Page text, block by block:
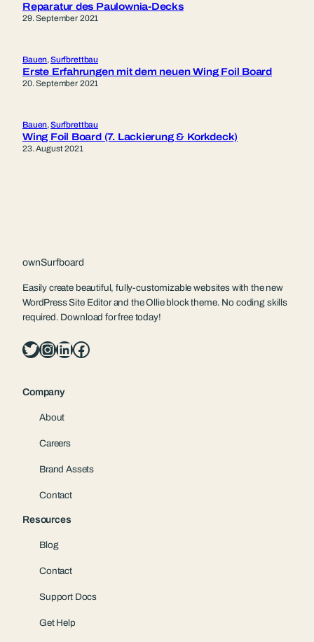
Reparatur des Paulownia-Decks
29. September 2021
Bauen, Surfbrettbau
Erste Erfahrungen mit dem neuen Wing Foil Board
20. September 2021
Bauen, Surfbrettbau
Wing Foil Board (7. Lackierung & Korkdeck)
23. August 2021
ownSurfboard
Easily create beautiful, fully-customizable websites with the new
WordPress Site Editor and the Ollie block theme. No coding skills
required. Download for free today!
Twitter InstagramLinkedIn Facebook
Company
About
Careers
Brand Assets
Contact
Resources
Blog
Contact
Support Docs
Get Help